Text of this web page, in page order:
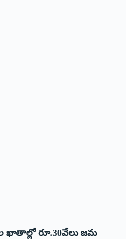
ఖాతాల్లో రూ.30వేలు జమ